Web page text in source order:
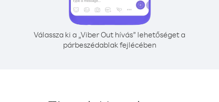
Válassza ki a „Viber Out hívás” lehetőséget a
párbeszédablak fejlécében